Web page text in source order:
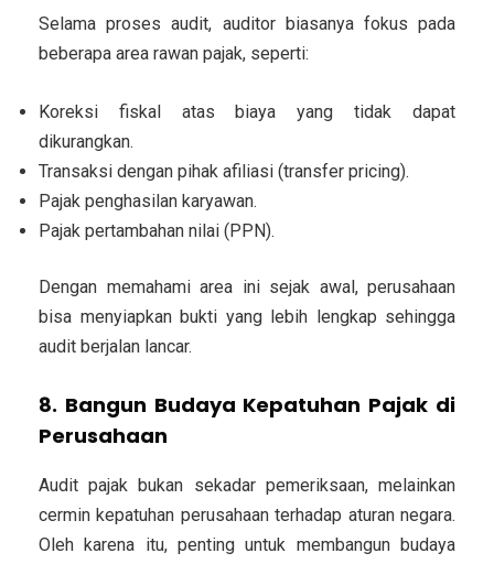
Selama proses audit, auditor biasanya fokus pada
beberapa area rawan pajak, seperti:
Koreksi fiskal atas biaya yang tidak dapat
dikurangkan.
Transaksi dengan pihak afiliasi (transfer pricing).
Pajak penghasilan karyawan.
Pajak pertambahan nilai (PPN).
Dengan memahami area ini sejak awal, perusahaan
bisa menyiapkan bukti yang lebih lengkap sehingga
audit berjalan lancar.
8. Bangun Budaya Kepatuhan Pajak di
Perusahaan
Audit pajak bukan sekadar pemeriksaan, melainkan
cermin kepatuhan perusahaan terhadap aturan negara.
Oleh karena itu, penting untuk membangun budaya